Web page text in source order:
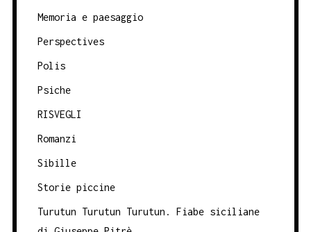
Memoria e paesaggio
Perspectives
Polis
Psiche
RISVEGLI
Romanzi
Sibille
Storie piccine
Turutun Turutun Turutun. Fiabe siciliane